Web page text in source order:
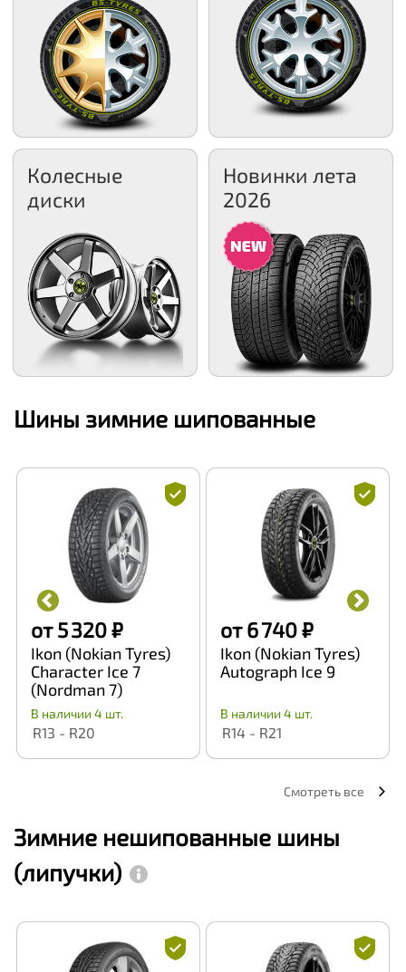
Колесные
диски
Новинки лета
2026
Шины зимние шипованные
от 5 320 ₽
Ikon (Nokian Tyres)
Character Ice 7
(Nordman 7)
В наличии 4 шт.
R13 - R20
от 6 740 ₽
Ikon (Nokian Tyres)
Autograph Ice 9
В наличии 4 шт.
R14 - R21
Смотреть все
Зимние нешипованные шины
(липучки)